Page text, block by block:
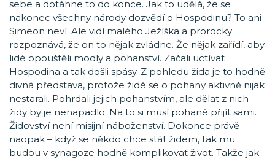
sebe a dotáhne to do konce. Jak to udělá, že se
nakonec všechny národy dozvědí o Hospodinu? To ani
Simeon neví. Ale vidí malého Ježíška a prorocky
rozpoznává, že on to nějak zvládne. Že nějak zařídí, aby
lidé opouštěli modly a pohanství. Začali uctívat
Hospodina a tak došli spásy. Z pohledu žida je to hodně
divná představa, protože židé se o pohany aktivně nijak
nestarali. Pohrdali jejich pohanstvím, ale dělat z nich
židy by je nenapadlo. Na to si musí pohané přijít sami.
Židovství není misijní náboženství. Dokonce právě
naopak – když se někdo chce stát židem, tak mu
budou v synagoze hodně komplikovat život. Takže jak